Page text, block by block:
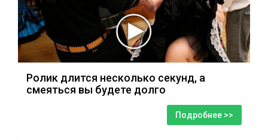
Ролик длится несколько секунд, а
смеяться вы будете долго
Подробнее >>